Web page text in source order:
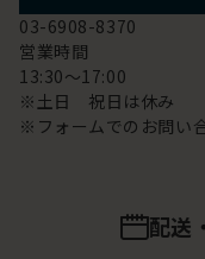
03-6908-8370
営業時間
13:30～17:00
※土日 祝日は休み
※フォームでのお問い
配送